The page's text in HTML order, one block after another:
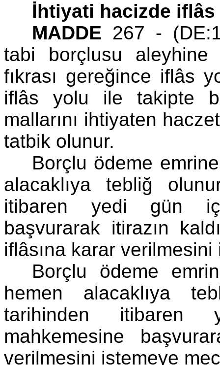
İhtiyati hacizde
MADDE 267 -
tabi borçlusu
fıkrası gereğince iflâs
iflâs yolu ile takipte
mallarını ihtiyaten
tatbik olunur.
Borçlu ödeme
alacaklıya tebliğ
itibaren yedi gün
başvurarak itirazın
iflâsına karar
Borçlu ödeme
hemen alacaklıya
tarihinden
mahkemesine
verilmesini istemeye